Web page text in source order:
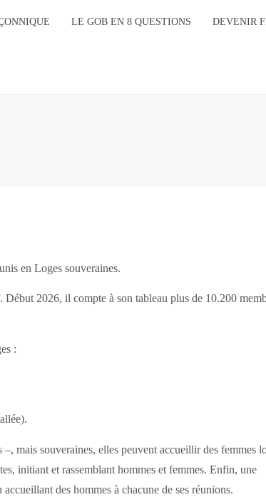
LE GOB EN 8 QUESTIONS DEVENIR
en Loges souveraines.
2026, il compte à son tableau plus de 10.200
:
mais souveraines, elles peuvent accueillir des femmes
initiant et rassemblant hommes et femmes. Enfin, une
des hommes à chacune de ses réunions.